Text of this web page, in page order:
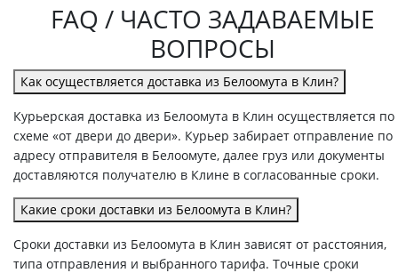
FAQ / ЧАСТО ЗАДАВАЕМЫЕ
ВОПРОСЫ
Как осуществляется доставка из Белоомута в Клин?
Курьерская доставка из Белоомута в Клин осуществляется по
схеме «от двери до двери». Курьер забирает отправление по
адресу отправителя в Белоомуте, далее груз или документы
доставляются получателю в Клине в согласованные сроки.
Какие сроки доставки из Белоомута в Клин?
Сроки доставки из Белоомута в Клин зависят от расстояния,
типа отправления и выбранного тарифа. Точные сроки